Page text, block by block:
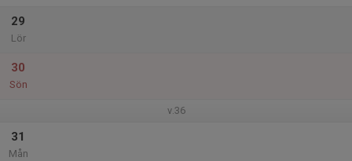
29
Lör
30
Sön
v.36
31
Mån